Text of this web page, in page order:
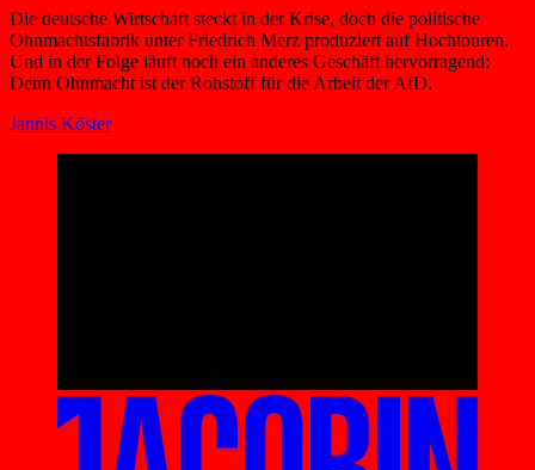
Die deutsche Wirtschaft steckt in der Krise, doch die politische
Ohnmachtsfabrik unter Friedrich Merz produziert auf Hochtouren.
Und in der Folge läuft noch ein anderes Geschäft hervorragend:
Denn Ohnmacht ist der Rohstoff für die Arbeit der AfD.
Jannis Köster